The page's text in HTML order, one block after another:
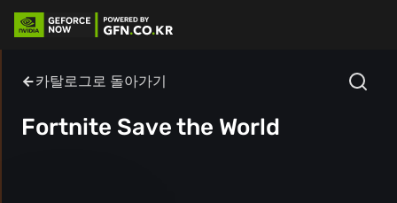
카탈로그로 돌아가기
Fortnite Save the World